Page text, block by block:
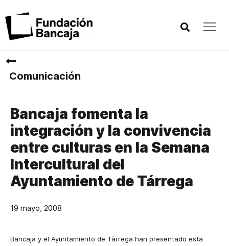
Comunicación
Bancaja fomenta la
integración y la convivencia
entre culturas en la Semana
Intercultural del
Ayuntamiento de Tárrega
19 mayo, 2008
Bancaja y el Ayuntamiento de Tàrrega han presentado esta